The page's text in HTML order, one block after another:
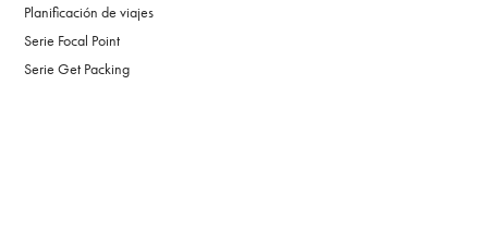
Planificación de viajes
Serie Focal Point
Serie Get Packing